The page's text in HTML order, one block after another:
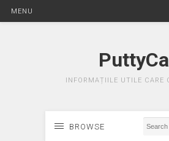
MENU
INFORMAȚIILE UTILE CARE
BROWSE